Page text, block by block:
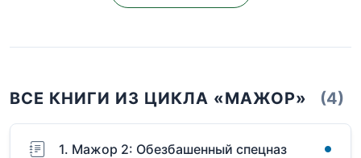
ВСЕ КНИГИ ИЗ ЦИКЛА «МАЖОР» (4)
1. Мажор 2: Обезбашенный спецназ